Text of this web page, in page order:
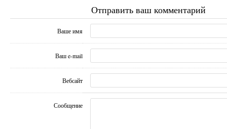
Отправить ваш комментарий
Ваше имя
Ваш e-mail
Вебсайт
Сообщение